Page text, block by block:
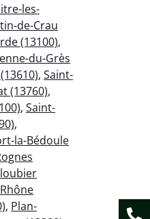
les-
de-Crau
(13100),
du-Grès
, Saint-
(13760),
, Saint-
,
la-Bédoule
, Plan-